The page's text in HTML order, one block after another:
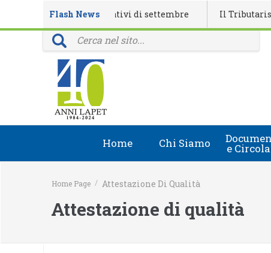
Home Chi Siamo
Guida lapet
e
Attestazione di qualità
Home Page / Attestazione Di Qualità
Flash News
eventi formativi di settembre Il Tributarista n.
40 anni della rivista Il Tributarista